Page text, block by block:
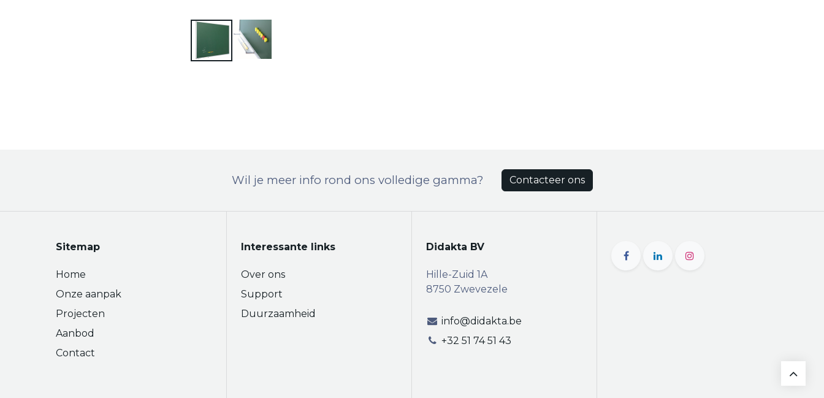
Wil je meer info rond ons volledige gamma? Contacteer ons
Sitemap
Home
Onze aanpak
Projecten
Aanbod
Contact
Interessante links
Over ons
Support
Duurzaamheid
Didakta BV
Hille-Zuid 1A
8750 Zwevezele
info@didakta.be
+32 51 74 51 43